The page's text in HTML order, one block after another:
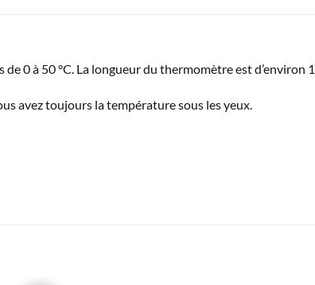
0 à 50 °C. La longueur du thermomètre est d’environ
avez toujours la température sous les yeux.